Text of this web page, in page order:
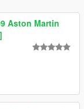
Aston Martin